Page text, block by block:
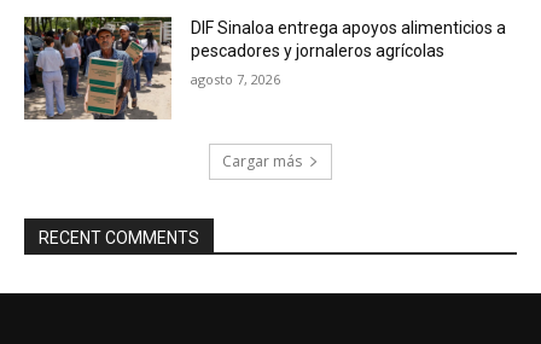
DIF Sinaloa entrega apoyos alimenticios a
pescadores y jornaleros agrícolas
agosto 7, 2026
Cargar más
RECENT COMMENTS